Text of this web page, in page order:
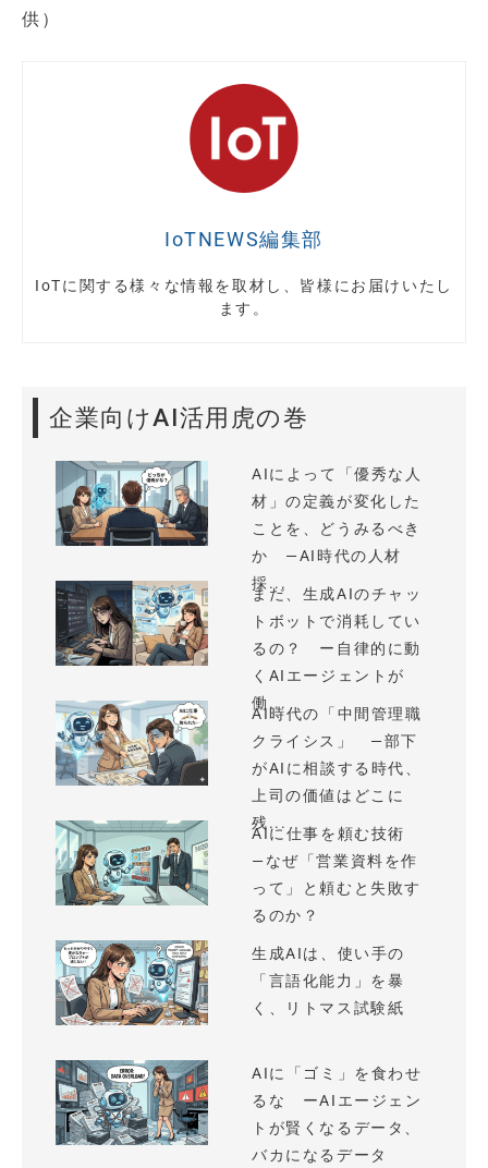
供）
IoTNEWS編集部
IoTに関する様々な情報を取材し、皆様にお届けいたし
ます。
企業向けAI活用虎の巻
AIによって「優秀な人
材」の定義が変化した
ことを、どうみるべき
か —AI時代の人材
採...
まだ、生成AIのチャッ
トボットで消耗してい
るの？ ー自律的に動
くAIエージェントが
働...
AI時代の「中間管理職
クライシス」 —部下
がAIに相談する時代、
上司の価値はどこに
残...
AIに仕事を頼む技術
—なぜ「営業資料を作
って」と頼むと失敗す
るのか？
生成AIは、使い手の
「言語化能力」を暴
く、リトマス試験紙
AIに「ゴミ」を食わせ
るな ーAIエージェン
トが賢くなるデータ、
バカになるデータ